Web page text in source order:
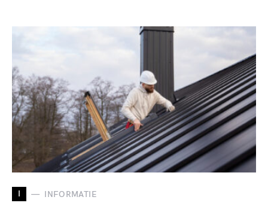
I INFORMATIE